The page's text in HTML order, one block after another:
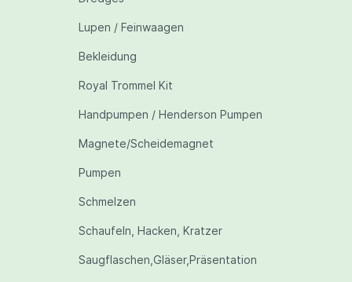
Lupen / Feinwaagen
Bekleidung
Royal Trommel Kit
Handpumpen / Henderson Pumpen
Magnete/Scheidemagnet
Pumpen
Schmelzen
Schaufeln, Hacken, Kratzer
Saugflaschen,Gläser,Präsentation